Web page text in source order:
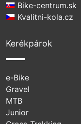
Bike-centrum.sk
Kvalitni-kola.cz
Kerékpárok
e-Bike
Gravel
MTB
Junior